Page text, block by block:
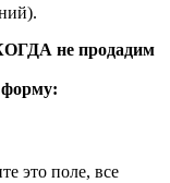
не продадим
форму:
это поле, все